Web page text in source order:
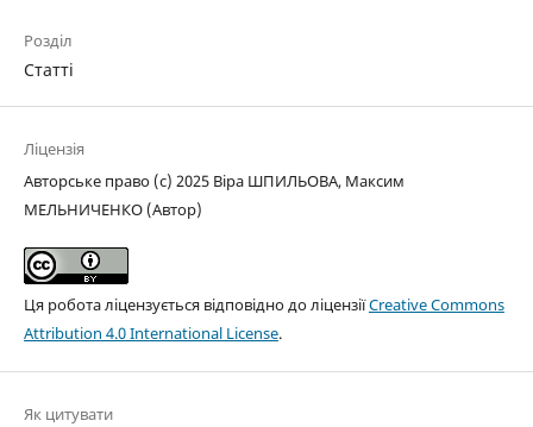
Розділ
Статті
Ліцензія
Авторське право (c) 2025 Віра ШПИЛЬОВА, Максим
МЕЛЬНИЧЕНКО (Автор)
Ця робота ліцензується відповідно до ліцензіїCreative Commons
Attribution 4.0 International License.
Як цитувати